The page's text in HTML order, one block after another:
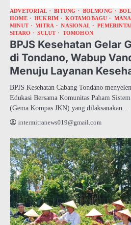
ADVETORIAL BITUNG BOLMONG
HOME
HUKRIM KOTAMOBAGU
MINUT
MITRA NASIONAL
SITARO
SULUT TOMOHON
BPJS Kesehatan Gelar
di Tondano, Wabup
Menuju Layanan
BPJS Kesehatan Cabang Tondano
Edukasi Bersama Komunitas Paham
(Gema Kompas JKN) yang dilaksanakan…
intermitranews019@gmail.com